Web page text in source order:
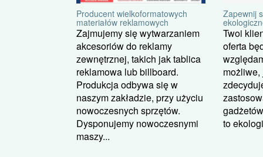
Producent wielkoformatowych
materiałów reklamowych
Zajmujemy się wytwarzaniem
akcesoriów do reklamy
zewnętrznej, takich jak tablica
reklamowa lub billboard.
Produkcja odbywa się w
naszym zakładzie, przy użyciu
nowoczesnych sprzętów.
Dysponujemy nowoczesnymi
maszy...
Zapewnij
Twoi
oferta
to